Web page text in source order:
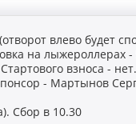
влево будет
на лыжероллерах -
взноса -
- Мартынов
Сбор в 10.30